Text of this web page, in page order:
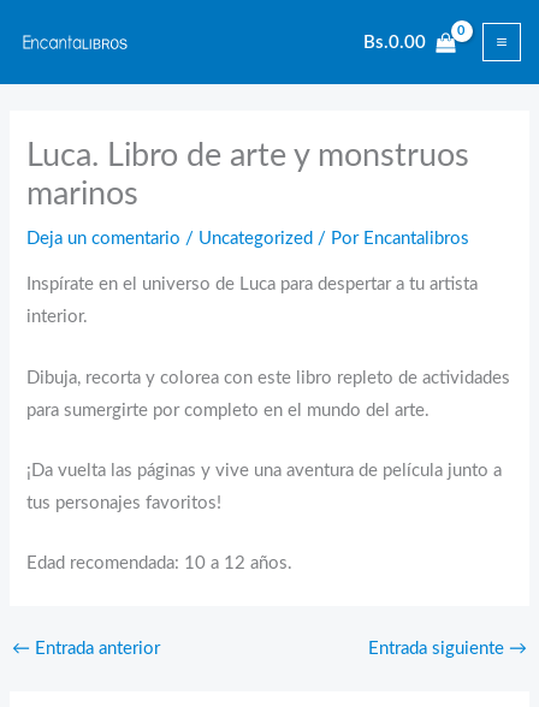
contenido
Bs.0.00
Luca. Libro de arte y monstruos
marinos
Deja un comentario / Uncategorized / Por Encantalibros
Inspírate en el universo de Luca para despertar a tu artista
interior.
Dibuja, recorta y colorea con este libro repleto de actividades
para sumergirte por completo en el mundo del arte.
¡Da vuelta las páginas y vive una aventura de película junto a
tus personajes favoritos!
Edad recomendada: 10 a 12 años.
← Entrada anterior Entrada siguiente →